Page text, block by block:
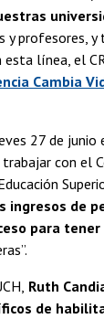
profesores, y
esta línea, el
Cambia
27 de junio
con el
ingresos de
para
Ruth
de